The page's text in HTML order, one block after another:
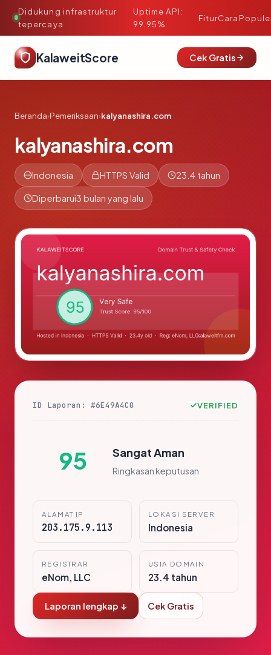
Didukung infrastruktur
tepercaya
·
Uptime API:
99.95%
FiturCara
KalaweitScore Cek Gratis
Beranda›Pemeriksaan›kalyanashira.com
kalyanashira.com
Indonesia HTTPS Valid 23.4 tahun
Diperbarui3 bulan yang lalu
ID Laporan: #6E49A4C0 VERIFIED
95 Sangat Aman
Ringkasan keputusan
ALAMAT IP
203.175.9.113
LOKASI SERVER
Indonesia
REGISTRAR
eNom, LLC
USIA DOMAIN
23.4 tahun
Laporan lengkap ↓ Cek Gratis